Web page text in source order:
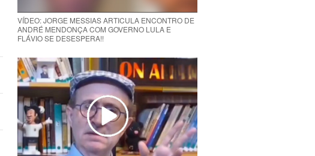
VÍDEO: JORGE MESSIAS ARTICULA ENCONTRO DE
ANDRÉ MENDONÇA COM GOVERNO LULA E
FLÁVIO SE DESESPERA!!